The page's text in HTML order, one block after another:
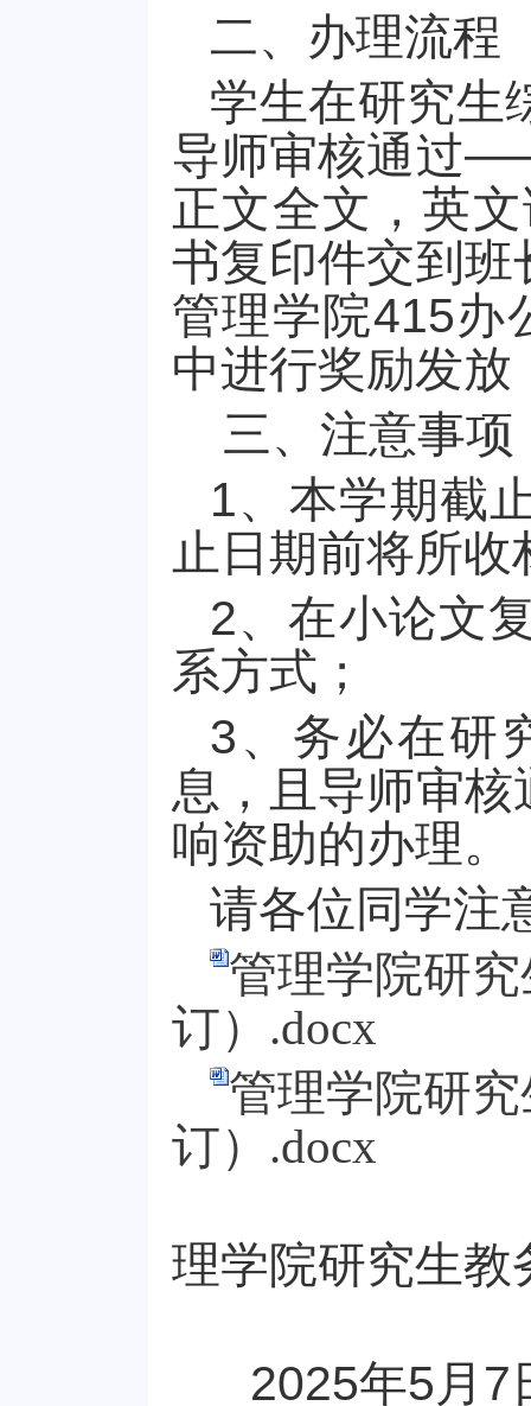
二、办理流程
学生在研究生
导师审核通过
正文全文，英
书复印件交到班
管理学院415办
中进行奖励发放
三、注意事项
1、本学期截
止日期前将所
2、在小论文
系方式；
3、务必在研
息，且导师审
响资助的办理。
请各位同学注
管理学院研
订）.docx
管理学院研
订）.docx
理学院研究生教
2025年5月 7